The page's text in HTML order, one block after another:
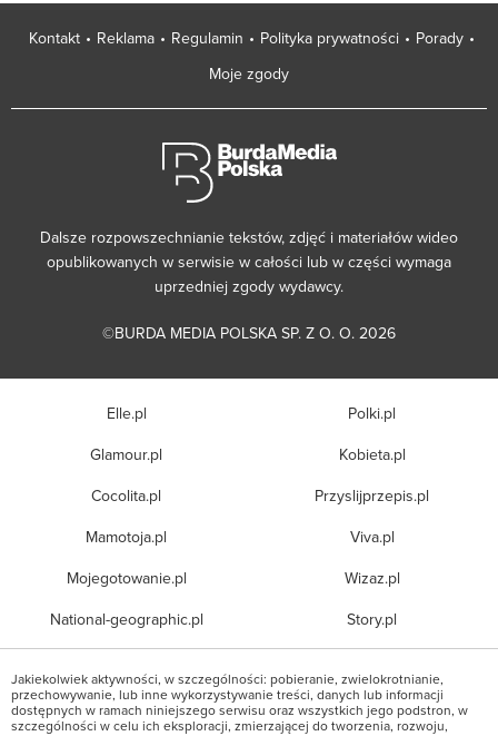
Kontakt Reklama Regulamin Polityka prywatności
Porady
Moje zgody
Dalsze rozpowszechnianie tekstów, zdjęć i materiałów wideo
opublikowanych w serwisie w całości lub w części wymaga
uprzedniej zgody wydawcy.
©BURDA MEDIA POLSKA SP. Z O. O. 2026
Elle.pl
Glamour.pl
Cocolita.pl
Mamotoja.pl
Mojegotowanie.pl
National-geographic.pl
Polki.pl
Kobieta.pl
Przyslijprzepis.pl
Viva.pl
Wizaz.pl
Story.pl
Jakiekolwiek aktywności, w szczególności: pobieranie, zwielokrotnianie,
przechowywanie, lub inne wykorzystywanie treści, danych lub informacji
dostępnych w ramach niniejszego serwisu oraz wszystkich jego podstron, w
szczególności w celu ich eksploracji, zmierzającej do tworzenia, rozwoju,